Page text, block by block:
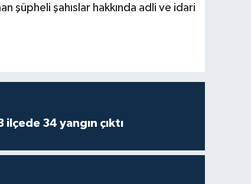
şüpheli şahıslar hakkında adli ve idari
34 yangın çıktı